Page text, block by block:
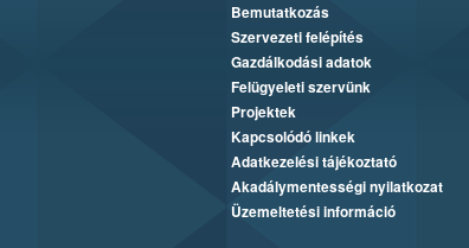
Bemutatkozás
Szervezeti felépítés
Gazdálkodási adatok
Felügyeleti szervünk
Projektek
Kapcsolódó linkek
Adatkezelési tájékoztató
Akadálymentességi nyilatkozat
Üzemeltetési információ